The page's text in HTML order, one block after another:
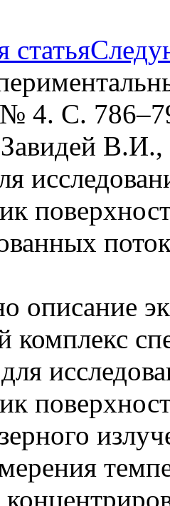
4. С.
описание